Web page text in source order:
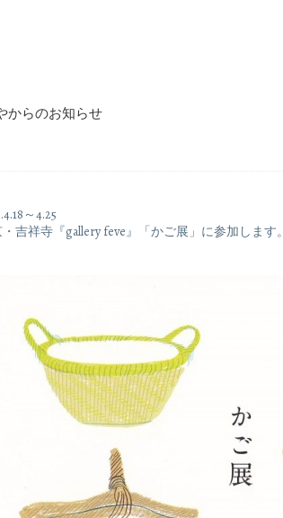
からのお知らせ
～4.25
吉祥寺『gallery feve』「かご展」に参加します。